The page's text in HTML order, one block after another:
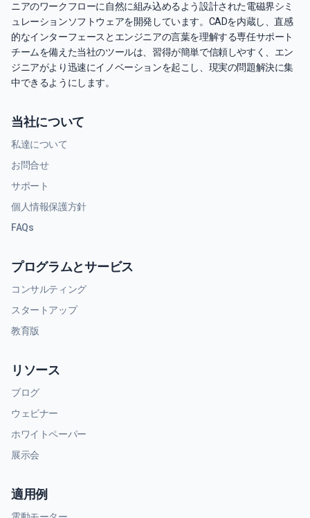
ニアのワークフローに自然に組み込めるよう設計された電磁界シミ
ュレーションソフトウェアを開発しています。CADを内蔵し、直感
的なインターフェースとエンジニアの言葉を理解する専任サポート
チームを備えた当社のツールは、習得が簡単で信頼しやすく、エン
ジニアがより迅速にイノベーションを起こし、現実の問題解決に集
中できるようにします。
当社について
私達について
お問合せ
サポート
個人情報保護方針
FAQs
プログラムとサービス
コンサルティング
スタートアップ
教育版
リソース
ブログ
ウェビナー
ホワイトペーパー
展示会
適用例